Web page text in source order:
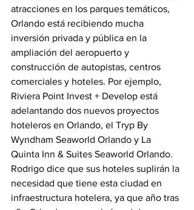
atracciones en los parques temáticos,
Orlando está recibiendo mucha
inversión privada y pública en la
ampliación del aeropuerto y
construcción de autopistas, centros
comerciales y hoteles. Por ejemplo,
Riviera Point Invest + Develop está
adelantando dos nuevos proyectos
hoteleros en Orlando, el Tryp By
Wyndham Seaworld Orlando y La
Quinta Inn & Suites Seaworld Orlando.
Rodrigo dice que sus hoteles suplirán la
necesidad que tiene esta ciudad en
infraestructura hotelera, ya que año tras